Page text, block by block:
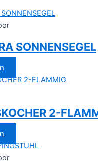
SONNENSEGEL
2-